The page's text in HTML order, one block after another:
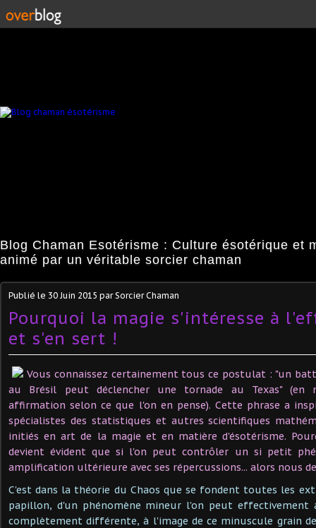
Blog Chaman Esotérisme : Culture ésotérique et
animé par un véritable sorcier chaman
Publié le 30 Juin 2015 par Sorcier Chaman
Pourquoi la magie s'intéresse à
et s'en sert !
Vous connaissez certainement tous ce postulat : "un
au Brésil peut déclencher une tornade au Texas" (en
affirmation selon ce que l'on en pense). Cette phrase a
spécialistes des statistiques et autres scientifiques
initiés en art de la magie et en matière d'ésotérisme.
devient évident que si l'on peut contrôler un si petit
amplification ultérieure avec ses répercussions... alors nous
C'est dans la théorie du Chaos que se fondent toutes les
papillon, d'un phénomène mineur l'on peut
complètement différente, à l'image de ce minuscule grain